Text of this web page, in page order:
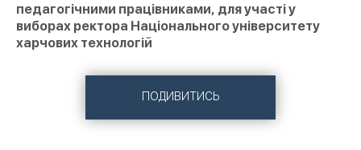
педагогічними працівниками, для участі у
виборах ректора Національного університету
харчових технологій
ПОДИВИТИСЬ